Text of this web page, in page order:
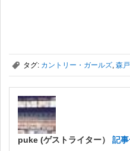
, タグ: カントリー・ガールズ, 森
puke (ゲストライター） 記